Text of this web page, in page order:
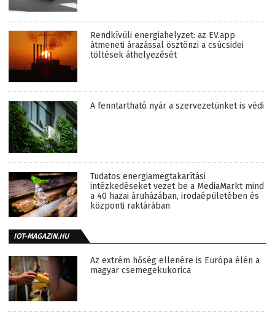
Rendkívüli energiahelyzet: az EV.app
átmeneti árazással ösztönzi a csúcsidei
töltések áthelyezését
A fenntartható nyár a szervezetünket is védi
Tudatos energiamegtakarítási
intézkedéseket vezet be a MediaMarkt mind
a 40 hazai áruházában, irodaépületében és
központi raktárában
IOT-MAGAZIN.HU
Az extrém hőség ellenére is Európa élén a
magyar csemegekukorica